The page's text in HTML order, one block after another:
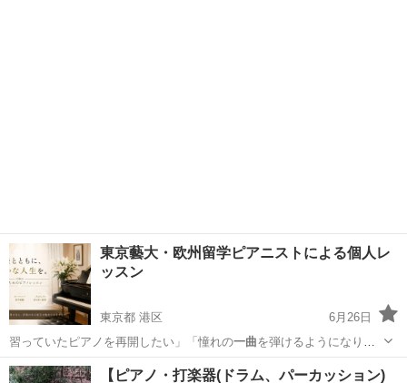
東京藝大・欧州留学ピアニストによる個人レ
ッスン
東京都 港区
6月26日
習っていたピアノを再開したい」「憧れの一曲を弾けるようになりた
い」「趣味でも本格…
東京 港区 ピアノ ピアニスト
【ピアノ・打楽器(ドラム、パーカッション)